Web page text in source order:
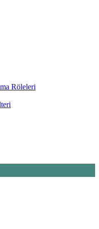
Röleleri